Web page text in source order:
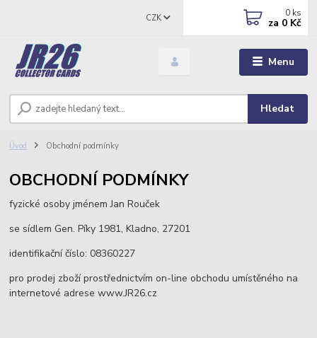
Menu
CZK
Hledat
0 ks
za 0 Kč
Úvod Obchodní podmínky
OBCHODNÍ PODMÍNKY
fyzické osoby jménem Jan Rouček
se sídlem Gen. Píky 1981, Kladno, 27201
identifikační číslo: 08360227
pro prodej zboží prostřednictvím on-line obchodu umístěného na
internetové adrese www.JR26.cz